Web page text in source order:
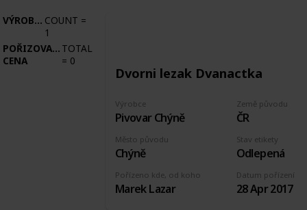
VÝROBCE COUNT =
1
POŘIZOVACÍ
CENA
TOTAL
= 0
Dvorni lezak Dvanactka
Výrobce
Pivovar Chýně
Země původu
ČR
Pořízeno kde, od koho
Marek Lazar
Stav etikety
Odlepená
Datum pořízení
28 Apr 2017
Město původu
Chýně